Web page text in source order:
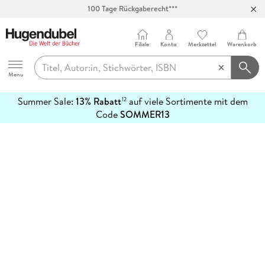
100 Tage Rückgaberecht***
Hugendubel
Menu
Filiale Konto Merkzettel Warenkorb
Summer Sale: 13% Rabatt12auf viele Sortimente mit dem
CodeSOMMER13
erfahren